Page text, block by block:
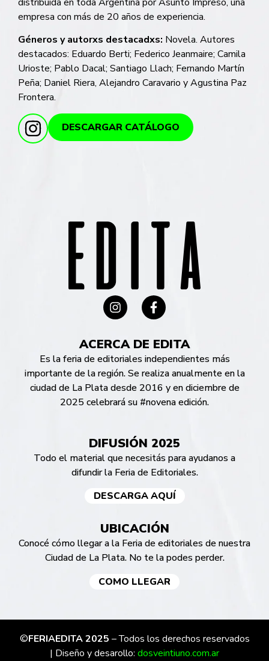
empresa con más de 20 años de experiencia.
Géneros y autorxs destacadxs: Novela. Autores
destacados: Eduardo Berti; Federico Jeanmaire; Camila
Urioste; Pablo Dacal; Santiago Llach; Fernando Martín
Peña; Daniel Riera, Alejandro Caravario y Agustina Paz
Frontera.
DESCARGAR CATÁLOGO
ACERCA DE EDITA
Es la feria de editoriales independientes más
importante de la región. Se realiza anualmente en la
ciudad de La Plata desde 2016 y en diciembre de
2025 celebrará su #novena edición.
DIFUSIÓN 2025
Todo el material que necesitás para ayudanos a
difundir la Feria de Editoriales.
DESCARGA AQUÍ
UBICACIÓN
Conocé cómo llegar a la Feria de editoriales de nuestra
Ciudad de La Plata. No te la podes perder.
COMO LLEGAR
©FERIAEDITA 2025 – Todos los derechos reservados
| Diseño y desarollo: dosveintiuno.com.ar